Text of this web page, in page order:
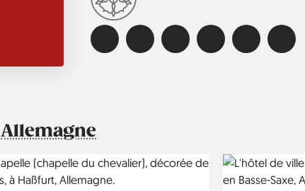
Allemagne